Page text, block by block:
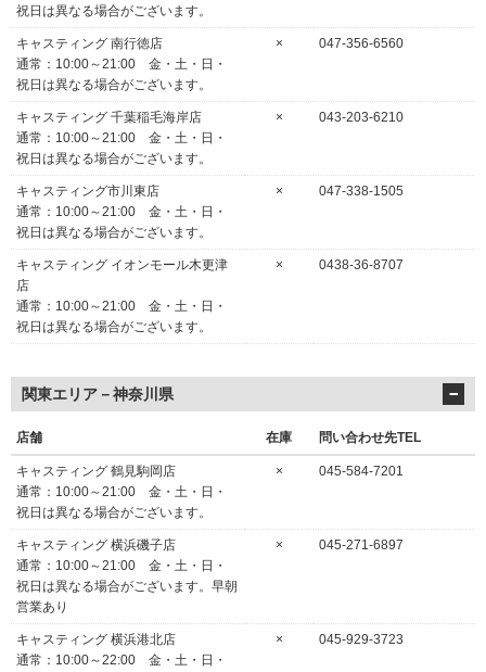
祝日は異なる場合がございます。
キャスティング 南行徳店
通常：10:00～21:00 金・土・日・
祝日は異なる場合がございます。
× 047-356-6560
キャスティング 千葉稲毛海岸店
通常：10:00～21:00 金・土・日・
祝日は異なる場合がございます。
× 043-203-6210
キャスティング市川東店
通常：10:00～21:00 金・土・日・
祝日は異なる場合がございます。
× 047-338-1505
キャスティング イオンモール木更津
店
通常：10:00～21:00 金・土・日・
祝日は異なる場合がございます。
× 0438-36-8707
関東エリア－神奈川県
店舗 在庫 問い合わせ先TEL
キャスティング 鶴見駒岡店
通常：10:00～21:00 金・土・日・
祝日は異なる場合がございます。
× 045-584-7201
キャスティング 横浜磯子店
通常：10:00～21:00 金・土・日・
祝日は異なる場合がございます。早朝
営業あり
× 045-271-6897
キャスティング 横浜港北店
通常：10:00～22:00 金・土・日・
× 045-929-3723